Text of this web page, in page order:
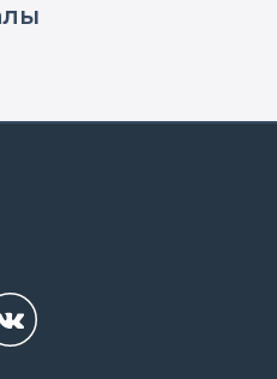
этих материалов
для обучения